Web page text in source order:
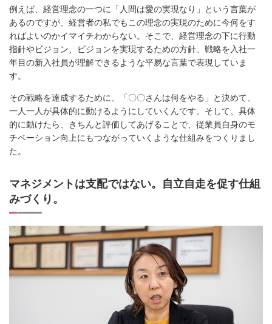
例えば、経営理念の一つに「人間は愛の実現なり」という言葉が
あるのですが、経営者の私でもこの理念の実現のために今何をす
ればよいのかイマイチわからない。そこで、経営理念の下に行動
指針やビジョン、ビジョンを実現するための方針、戦略を入社一
年目の新入社員が理解できるような平易な言葉で表現していま
す。
その戦略を達成するために、「〇〇さんは何をやる」と決めて、
一人一人が具体的に動けるようにしていくんです。そして、具体
的に動けたら、きちんと評価してあげることで、従業員自身のモ
チベーション向上にもつながっていくような仕組みをつくりまし
た。
マネジメントは支配ではない。自立自走を促す仕組
みづくり。